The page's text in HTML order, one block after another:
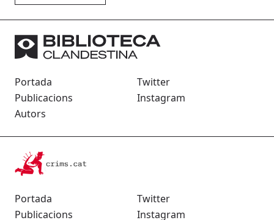
Portada
Publicacions
Autors
Twitter
Instagram
Portada
Publicacions
Twitter
Instagram